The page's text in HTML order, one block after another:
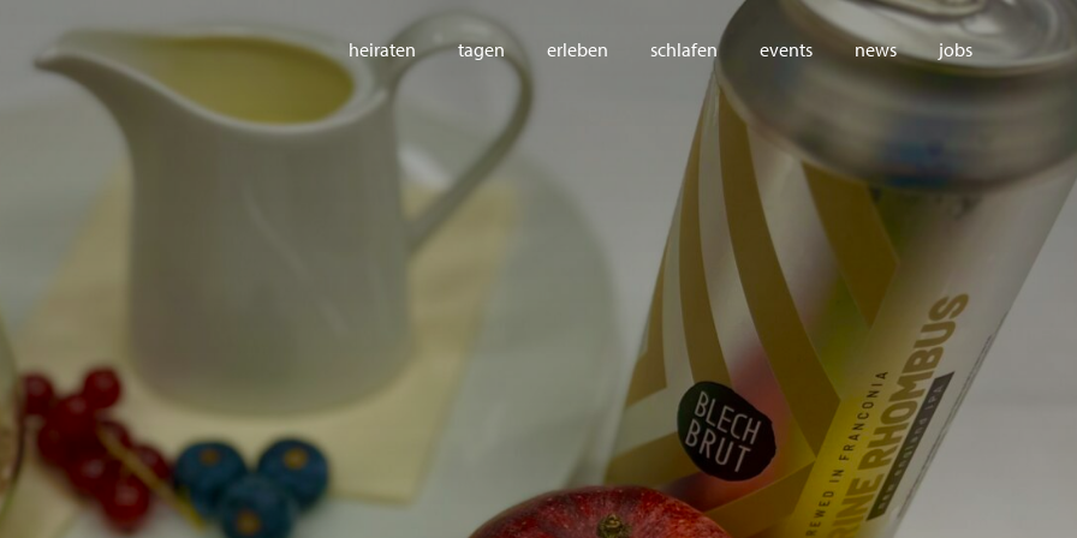
heiraten tagen erleben schlafen events news jobs